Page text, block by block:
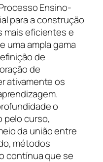
Ensino-
para a construção
mais eficientes e
uma ampla gama
de
de
ativamente os
o
pelo curso,
da união entre
métodos
contínua que se